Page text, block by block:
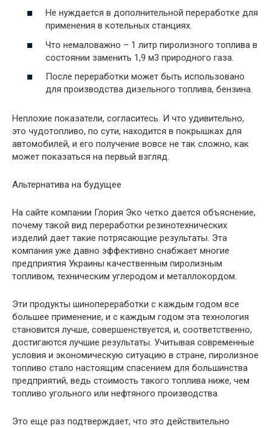
Не нуждается в дополнительной переработке для
применения в котельных станциях.
Что немаловажно – 1 литр пиролизного топлива в
состоянии заменить 1,9 м3 природного газа.
После переработки может быть использовано
для производства дизельного топлива, бензина.
Неплохие показатели, согласитесь. И что удивительно,
это чудотопливо, по сути, находится в покрышках для
автомобилей, и его получение вовсе не так сложно, как
может показаться на первый взгляд.
Альтернатива на будущее
На сайте компании Глория Эко четко дается объяснение,
почему такой вид переработки резинотехнических
изделий дает такие потрясающие результаты. Эта
компания уже давно эффективно снабжает многие
предприятия Украины качественным пиролизным
топливом, техническим углеродом и металлокордом.
Эти продукты шинопереработки с каждым годом все
большее применение, и с каждым годом эта технология
становится лучше, совершенствуется, и, соответственно,
достигаются лучшие результаты. Учитывая современные
условия и экономическую ситуацию в стране, пиролизное
топливо стало настоящим спасением для большинства
предприятий, ведь стоимость такого топлива ниже, чем
топливо угольного или нефтяного производства.
Это еще раз подтверждает, что это действительно